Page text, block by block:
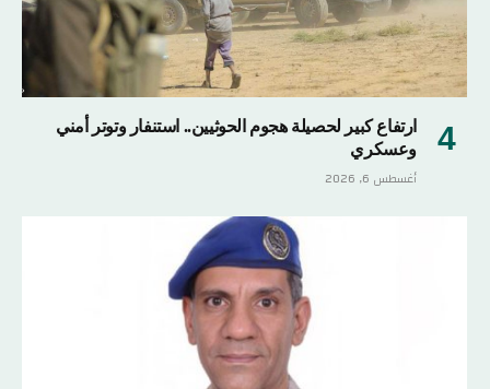
ارتفاع كبير لحصيلة هجوم الحوثيين.. استنفار وتوتر أمني
وعسكري
أغسطس 6, 2026